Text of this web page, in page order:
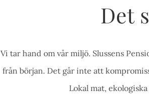
Det
Vi tar hand om vår miljö. Slussens
från början. Det går inte att
Lokal mat,